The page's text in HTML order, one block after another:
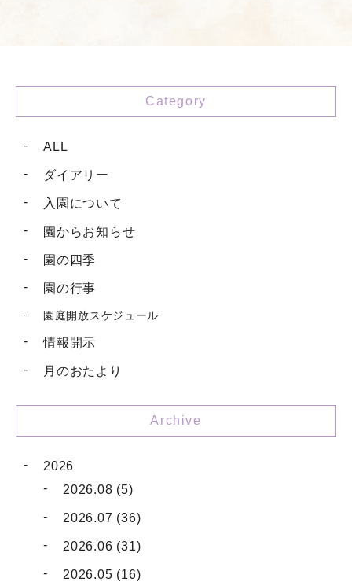
Category
ALL
ダイアリー
入園について
園からお知らせ
園の四季
園の行事
園庭開放スケジュール
情報開示
月のおたより
Archive
2026
2026.08 (5)
2026.07 (36)
2026.06 (31)
2026.05 (16)